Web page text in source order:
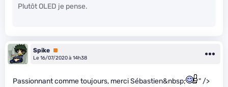
Plutôt OLED je pense.
Spike Premium
Le 16/07/2020 à 14h38
Passionnant comme toujours, merci Sébastien&nbsp; " />